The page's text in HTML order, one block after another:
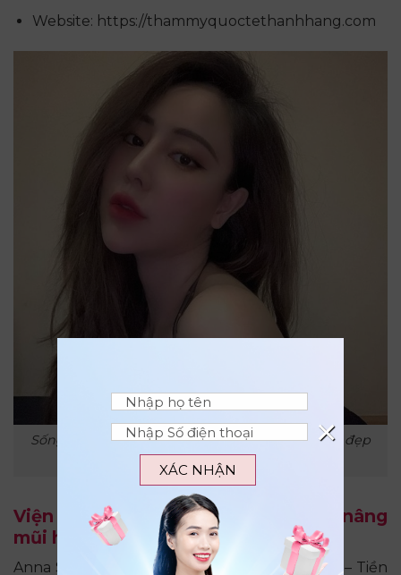
Website: https://thammyquoctethanhhang.com
Sống mũi cao, dài giúp gương mặt trở nên xinh đẹp
hơn là điều mà ai cũng mong muốn
Viện thẩm mỹ Anna Spa – Địa chỉ nâng
mũi hiện đại, tiên tiến
Anna Spa là một địa chỉ nâng mũi tại Mỹ Tho – Tiền
XÁC NHẬN
×